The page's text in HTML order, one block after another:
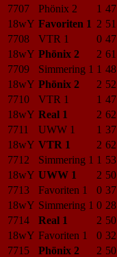
7707
Phönix 2 1 47
18wY Favoriten 1 2 51
7708
VTR 1 0 47
18wY Phönix 2 2 61
7709
Simmering 1 1 48
18wY Phönix 2 2 52
7710
VTR 1 1 47
18wY Real 1 2 62
7711
UWW 1 1 37
18wY VTR 1 2 62
7712
Simmering 1 1 53
18wY UWW 1 2 50
7713
Favoriten 1 0 37
18wY Simmering 1 0 28
7714
Real 1 2 50
18wY Favoriten 1 0 32
7715
Phönix 2 2 50